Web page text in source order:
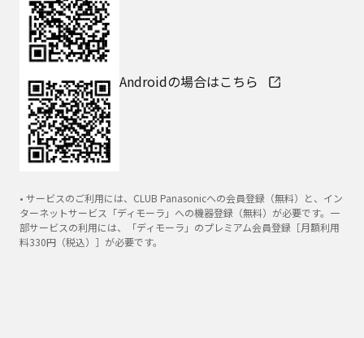
Androidの場合はこちら
• サービスのご利用には、CLUB Panasonicへの会員登録（無料）と、イン
ターネットサービス「ディモーラ」への機器登録（無料）が必要です。一
部サービスの利用には、「ディモーラ」のプレミアム会員登録［月額利用
料330円（税込）］が必要です。